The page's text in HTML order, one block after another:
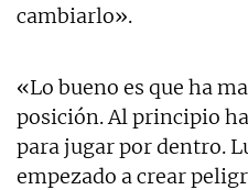
cambiarlo».
«Lo bueno es que ha
posición. Al principio
para jugar por dentro.
empezado a crear